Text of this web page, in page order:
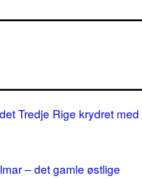
Tredje Rige krydret med
– det gamle østlige